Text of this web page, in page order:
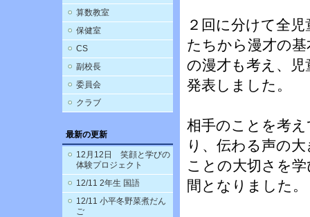
算数教室
保健室
CS
副校長
委員会
クラブ
最新の更新
12月12日 笑顔と学びの
体験プロジェクト
12/11 2年生 国語
12/11 小平冬野菜煮だん
ご
２回に分けて全
たちから漫才の
の漫才も考え、
発表しました。
相手のことを考
り、伝わる声の
ことの大切さを
間となりました。